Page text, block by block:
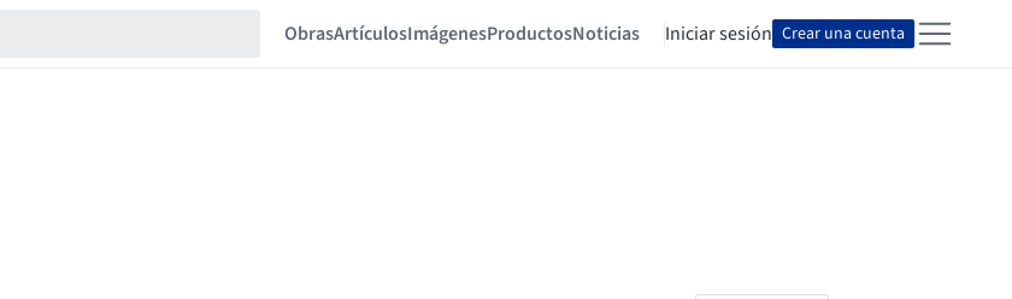
ObrasArtículosImágenesProductosNoticias Iniciar sesión Crear una cuenta